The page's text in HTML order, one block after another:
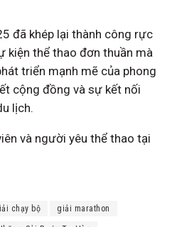
đã khép lại thành công rực
kiện thể thao đơn thuần mà
triển mạnh mẽ của phong
cộng đồng và sự kết nối
lịch.
và người yêu thể thao tại
chạy bộ giải marathon